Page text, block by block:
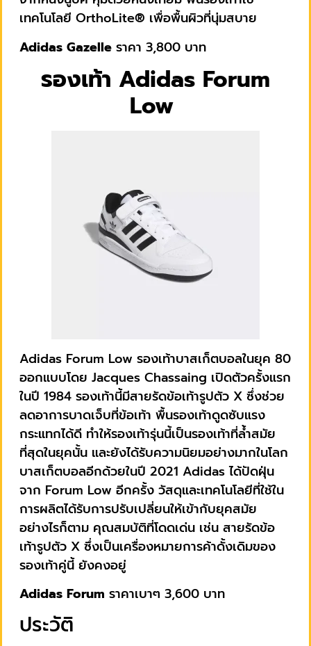
เทคโนโลยี OrthoLite® เพื่อพื้นผิวที่นุ่มสบาย
Adidas Gazelle ราคา 3,800 บาท
รองเท้า Adidas Forum
Low
Adidas Forum Low รองเท้าบาสเก็ตบอลในยุค 80
ออกแบบโดย Jacques Chassaing เปิดตัวครั้งแรก
ในปี 1984 รองเท้านี้มีสายรัดข้อเท้ารูปตัว X ซึ่งช่วย
ลดอาการบาดเจ็บที่ข้อเท้า พื้นรองเท้าดูดซับแรง
กระแทกได้ดี ทำให้รองเท้ารุ่นนี้เป็นรองเท้าที่ล้ำสมัย
ที่สุดในยุคนั้น และยังได้รับความนิยมอย่างมากในโลก
บาสเก็ตบอลอีกด้วยในปี 2021 Adidas ได้ปัดฝุ่น
จาก Forum Low อีกครั้ง วัสดุและเทคโนโลยีที่ใช้ใน
การผลิตได้รับการปรับเปลี่ยนให้เข้ากับยุคสมัย
อย่างไรก็ตาม คุณสมบัติที่โดดเด่น เช่น สายรัดข้อ
เท้ารูปตัว X ซึ่งเป็นเครื่องหมายการค้าดั้งเดิมของ
รองเท้าคู่นี้ ยังคงอยู่
Adidas Forum ราคาเบาๆ 3,600 บาท
ประวัติ